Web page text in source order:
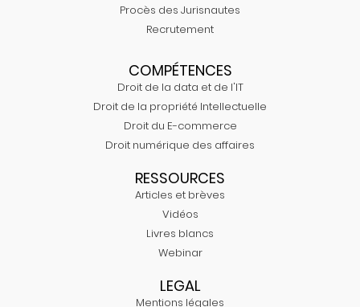
Procès des Jurisnautes
Recrutement
COMPÉTENCES
Droit de la data et de l'IT
Droit de la propriété Intellectuelle
Droit du E-commerce
Droit numérique des affaires
RESSOURCES
Articles et brèves
Vidéos
Livres blancs
Webinar
LEGAL
Mentions légales